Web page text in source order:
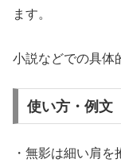
ます。
小説などでの具体
使い方・例文
・無影は細い肩を